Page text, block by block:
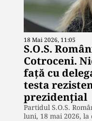
18 Mai 2026, 11:05
S.O.S.
Cotroceni.
față cu
testa
prezidențial
Partidul S.O.S.
luni, 18 mai 2026, la